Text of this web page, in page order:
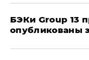
​БЭКи Group 13
опубликованы